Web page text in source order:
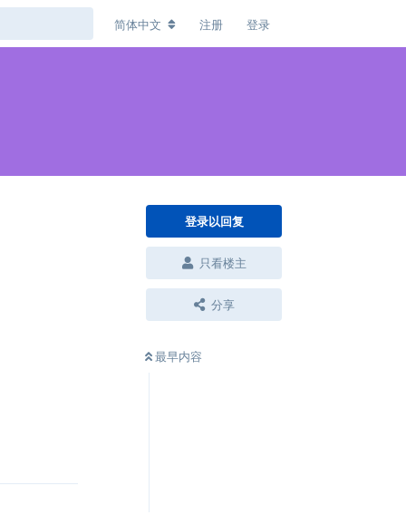
简体中文 注册 登录
登录以回复
只看楼主
分享
最早内容